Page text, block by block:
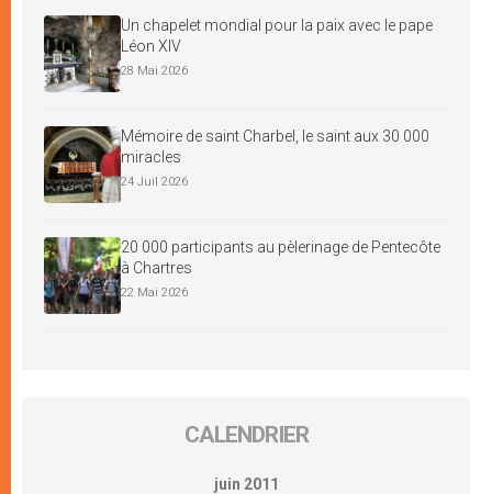
Un chapelet mondial pour la paix avec le pape
Léon XIV
28 Mai 2026
Mémoire de saint Charbel, le saint aux 30 000
miracles
24 Juil 2026
20 000 participants au pèlerinage de Pentecôte
à Chartres
22 Mai 2026
CALENDRIER
juin 2011